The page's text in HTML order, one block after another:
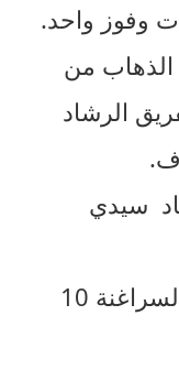
من
الرشاد
سيدي
وأقوى دفاع لفريق وداد قلعة السراغنة 10